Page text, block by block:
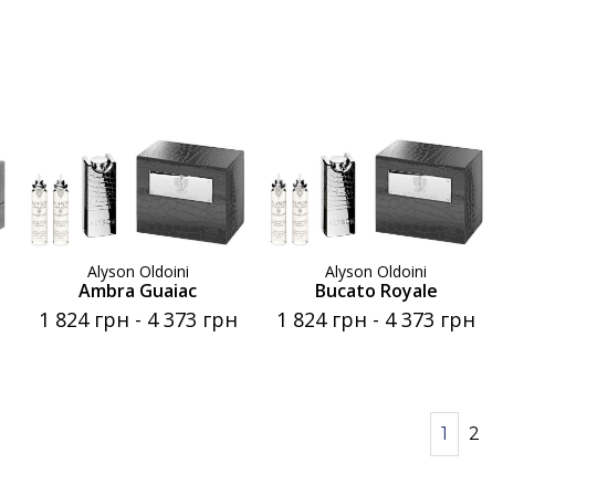
Alyson Oldoini
Ambra Guaiac
1 824 грн - 4 373 грн
Alyson Oldoini
Bucato Royale
1 824 грн - 4 373 грн
1 2